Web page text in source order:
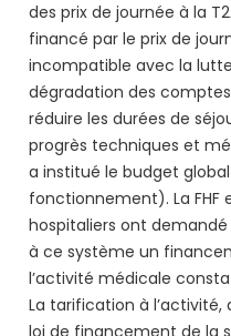
des prix de journée à la
financé par le prix de
incompatible avec la
dégradation des
réduire les durées de
progrès techniques et
a institué le budget
fonctionnement). La FHF
hospitaliers ont
à ce système un
l’activité médicale
La tarification à l’activité,